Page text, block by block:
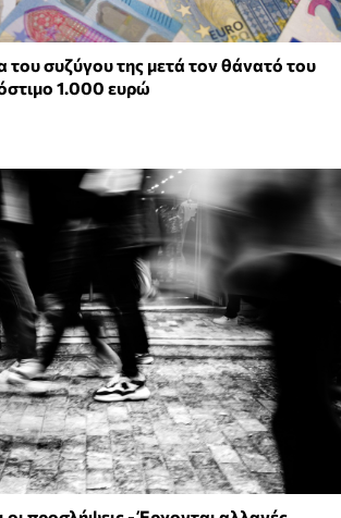
του συζύγου της μετά τον θάνατό του
1.000 ευρώ